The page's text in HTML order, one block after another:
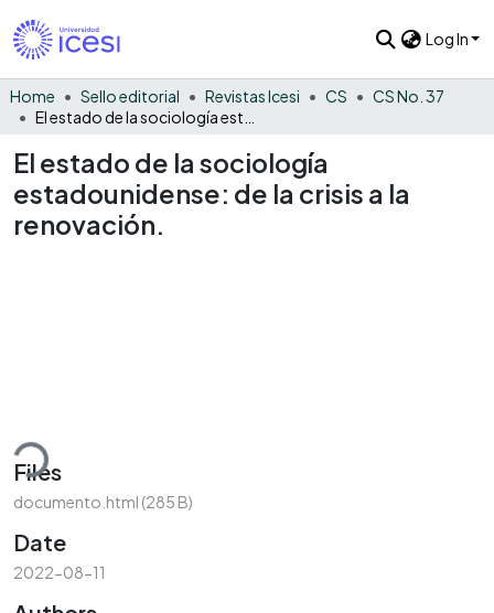
Log In
Home Sello editorial Revistas Icesi CS
CS No. 37
El estado de la sociología
estadounidense: de la crisis a la
renovación.
Files
documento.html (285 B)
Date
2022-08-11